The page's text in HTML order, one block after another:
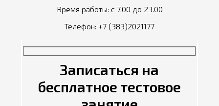
Время работы: с 7.00 до 23.00
Телефон: +7 (383)2021177
Записаться на
бесплатное тестовое